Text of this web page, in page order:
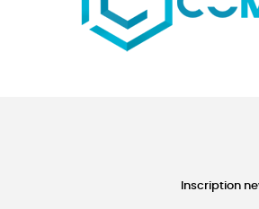
Inscription